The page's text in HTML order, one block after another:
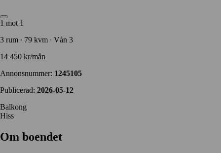
1 mot 1
3 rum ∙ 79 kvm ∙ Vån 3
14 450 kr/mån
Annonsnummer: 1245105
Publicerad: 2026-05-12
Balkong
Hiss
Om boendet